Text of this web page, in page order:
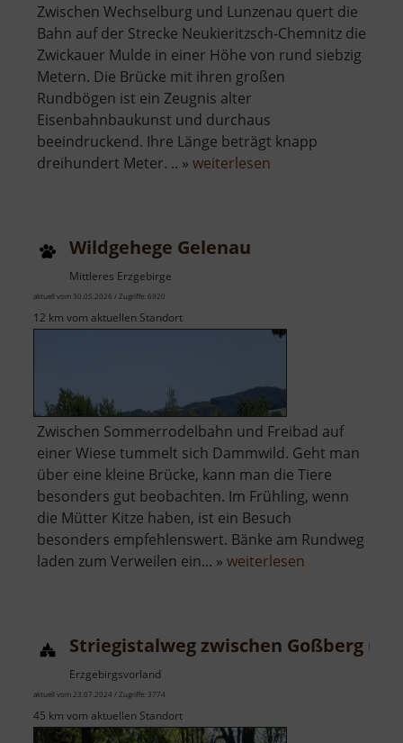
Zwischen Wechselburg und Lunzenau quert die
Bahn auf der Strecke Neukieritzsch-Chemnitz die
Zwickauer Mulde in einer Höhe von rund siebzig
Metern. Die Brücke mit ihren großen
Rundbögen ist ein Zeugnis alter
Eisenbahnbaukunst und durchaus
beeindruckend. Ihre Länge beträgt knapp
dreihundert Meter. .. » weiterlesen
Wildgehege Gelenau
Mittleres Erzgebirge
aktuell vom 30.05.2026 / Zugriffe: 6920
12 km vom aktuellen Standort
Zwischen Sommerrodelbahn und Freibad auf
einer Wiese tummelt sich Dammwild. Geht man
über eine kleine Brücke, kann man die Tiere
besonders gut beobachten. Im Frühling, wenn
die Mütter Kitze haben, ist ein Besuch
besonders empfehlenswert. Bänke am Rundweg
laden zum Verweilen ein... » weiterlesen
Striegistalweg zwischen Goßberg
Erzgebirgsvorland
aktuell vom 23.07.2024 / Zugriffe: 3774
45 km vom aktuellen Standort